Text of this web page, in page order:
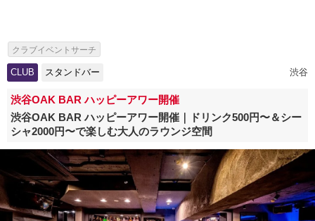
クラブイベントサーチ
CLUB スタンドバー 渋谷
渋谷OAK BAR ハッピーアワー開催
渋谷OAK BAR ハッピーアワー開催｜ドリンク500円〜＆シー
シャ2000円〜で楽しむ大人のラウンジ空間